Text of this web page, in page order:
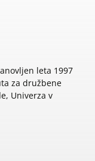
leta 1997
za družbene
Univerza v